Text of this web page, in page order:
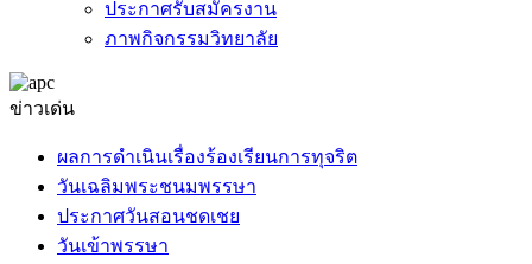
ประกาศรับสมัครงาน
ภาพกิจกรรมวิทยาลัย
ข่าวเด่น
ผลการดำเนินเรื่องร้องเรียนการทุจริต
วันเฉลิมพระชนมพรรษา
ประกาศวันสอนชดเชย
วันเข้าพรรษา